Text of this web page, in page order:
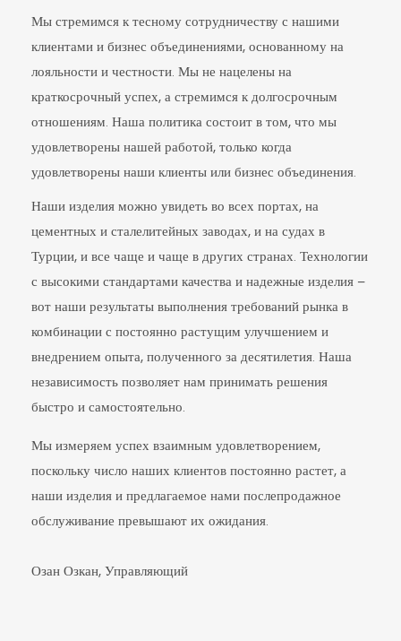
Мы стремимся к тесному сотрудничеству с нашими
клиентами и бизнес объединениями, основанному на
лояльности и честности. Мы не нацелены на
краткосрочный успех, а стремимся к долгосрочным
отношениям. Наша политика состоит в том, что мы
удовлетворены нашей работой, только когда
удовлетворены наши клиенты или бизнес объединения.
Наши изделия можно увидеть во всех портах, на
цементных и сталелитейных заводах, и на судах в
Турции, и все чаще и чаще в других странах. Технологии
с высокими стандартами качества и надежные изделия –
вот наши результаты выполнения требований рынка в
комбинации с постоянно растущим улучшением и
внедрением опыта, полученного за десятилетия. Наша
независимость позволяет нам принимать решения
быстро и самостоятельно.
Мы измеряем успех взаимным удовлетворением,
поскольку число наших клиентов постоянно растет, а
наши изделия и предлагаемое нами послепродажное
обслуживание превышают их ожидания.
Озан Озкан, Управляющий